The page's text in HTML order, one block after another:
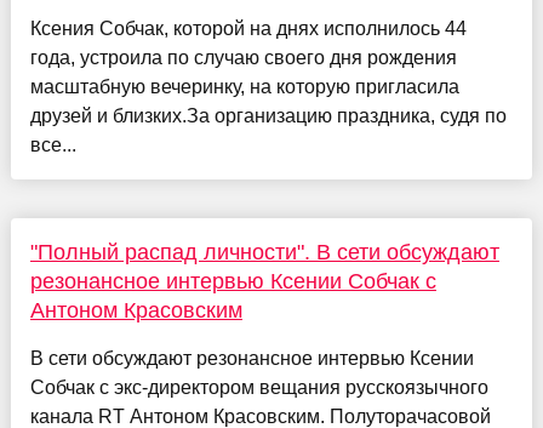
Ксения Собчак, которой на днях исполнилось 44
года, устроила по случаю своего дня рождения
масштабную вечеринку, на которую пригласила
друзей и близких.За организацию праздника, судя по
все...
"Полный распад личности". В сети обсуждают
резонансное интервью Ксении Собчак с
Антоном Красовским
В сети обсуждают резонансное интервью Ксении
Собчак с экс-директором вещания русскоязычного
канала RT Антоном Красовским. Полуторачасовой